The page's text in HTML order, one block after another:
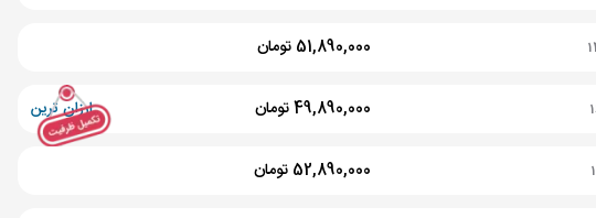
51,890,000 تومان
49,890,000 تومان ارزان ترین
52,890,000 تومان